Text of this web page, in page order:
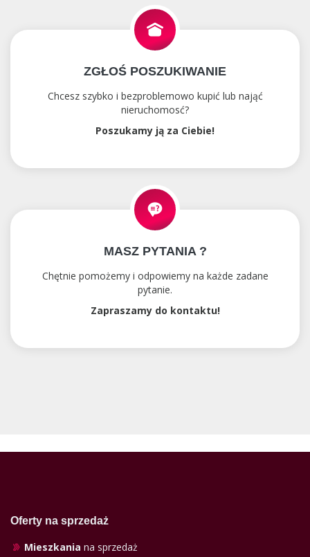
ZGŁOŚ POSZUKIWANIE
Chcesz szybko i bezproblemowo kupić lub nająć
nieruchomosć?
Poszukamy ją za Ciebie!
MASZ PYTANIA ?
Chętnie pomożemy i odpowiemy na każde zadane
pytanie.
Zapraszamy do kontaktu!
Oferty na sprzedaż
Mieszkania na sprzedaż